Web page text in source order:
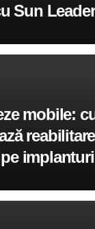
Sun Leader
mobile: